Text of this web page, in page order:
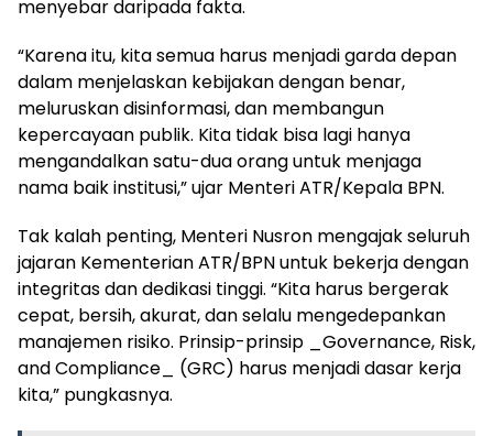
menyebar daripada fakta.
“Karena itu, kita semua harus menjadi garda depan
dalam menjelaskan kebijakan dengan benar,
meluruskan disinformasi, dan membangun
kepercayaan publik. Kita tidak bisa lagi hanya
mengandalkan satu-dua orang untuk menjaga
nama baik institusi,” ujar Menteri ATR/Kepala BPN.
Tak kalah penting, Menteri Nusron mengajak seluruh
jajaran Kementerian ATR/BPN untuk bekerja dengan
integritas dan dedikasi tinggi. “Kita harus bergerak
cepat, bersih, akurat, dan selalu mengedepankan
manajemen risiko. Prinsip-prinsip _Governance, Risk,
and Compliance_ (GRC) harus menjadi dasar kerja
kita,” pungkasnya.